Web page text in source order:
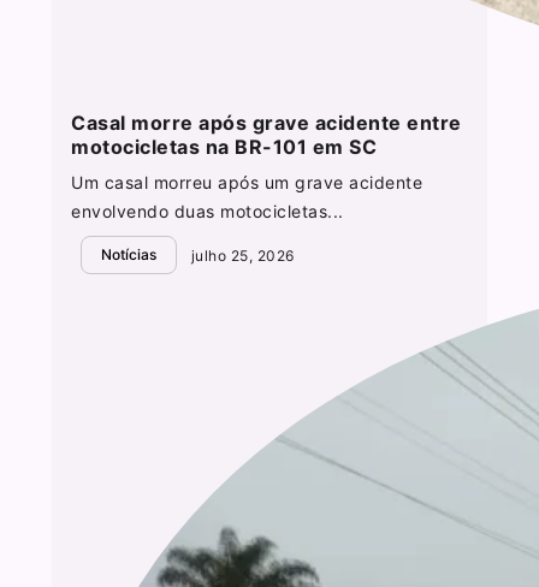
Casal morre após grave acidente entre
motocicletas na BR-101 em SC
Um casal morreu após um grave acidente
envolvendo duas motocicletas...
Notícias julho 25, 2026